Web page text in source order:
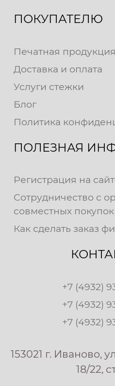
ПОКУПАТЕЛЮ
Печатная продукция
Доставка и оплата
Услуги стежки
Блог
Политика
ПОЛЕЗНАЯ
Регистрация на
Сотрудничество с
совместных покупок
Как сделать заказ
+7 (4932)
+7 (4932)
+7 (4932)
153021 г. Иваново,
18/22,